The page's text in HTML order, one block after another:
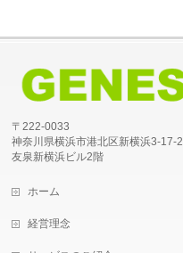
〒222-0033
神奈川県横浜市港北区新横浜3-17-2
友泉新横浜ビル2階
ホーム
経営理念